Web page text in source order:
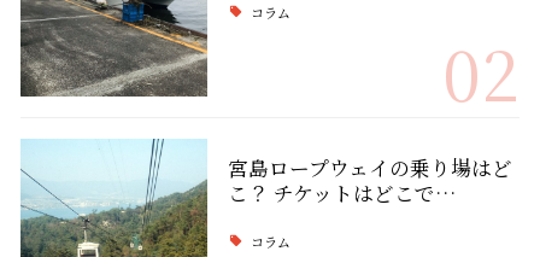
コラム
02
宮島ロープウェイの乗り場はど
こ？ チケットはどこで…
コラム